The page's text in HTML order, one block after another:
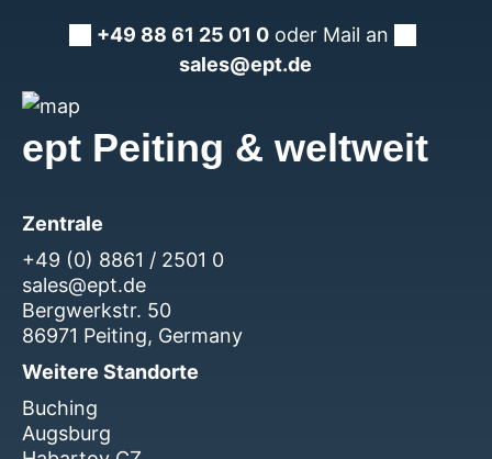
+49 88 61 25 01 0 oder Mail an
sales@ept.de
ept Peiting & weltweit
Zentrale
+49 (0) 8861 / 2501 0
sales@ept.de
Bergwerkstr. 50
86971 Peiting, Germany
Weitere Standorte
Buching
Augsburg